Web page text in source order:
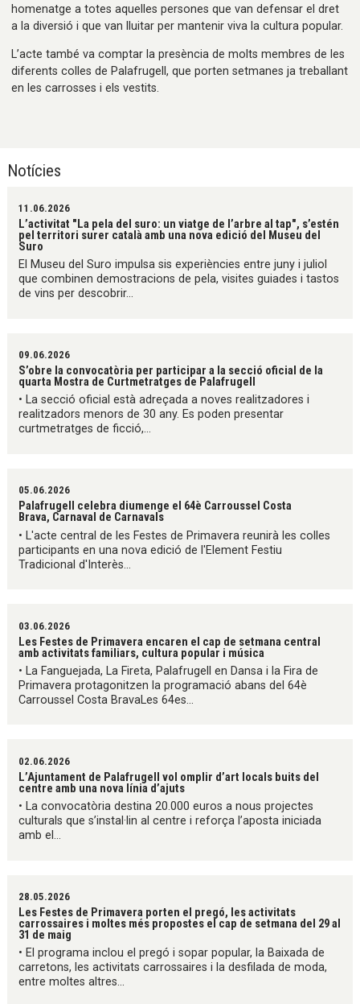
homenatge a totes aquelles persones que van defensar el dret
a la diversió i que van lluitar per mantenir viva la cultura popular.
L’acte també va comptar la presència de molts membres de les
diferents colles de Palafrugell, que porten setmanes ja treballant
en les carrosses i els vestits.
Notícies
11.06.2026
L’activitat "La pela del suro: un viatge de l’arbre al tap", s’estén
pel territori surer català amb una nova edició del Museu del
Suro
El Museu del Suro impulsa sis experiències entre juny i juliol
que combinen demostracions de pela, visites guiades i tastos
de vins per descobrir...
09.06.2026
S’obre la convocatòria per participar a la secció oficial de la
quarta Mostra de Curtmetratges de Palafrugell
• La secció oficial està adreçada a noves realitzadores i
realitzadors menors de 30 any. Es poden presentar
curtmetratges de ficció,...
05.06.2026
Palafrugell celebra diumenge el 64è Carroussel Costa
Brava, Carnaval de Carnavals
• L'acte central de les Festes de Primavera reunirà les colles
participants en una nova edició de l'Element Festiu
Tradicional d'Interès...
03.06.2026
Les Festes de Primavera encaren el cap de setmana central
amb activitats familiars, cultura popular i música
• La Fanguejada, La Fireta, Palafrugell en Dansa i la Fira de
Primavera protagonitzen la programació abans del 64è
Carroussel Costa BravaLes 64es...
02.06.2026
L’Ajuntament de Palafrugell vol omplir d’art locals buits del
centre amb una nova línia d’ajuts
• La convocatòria destina 20.000 euros a nous projectes
culturals que s’instal·lin al centre i reforça l’aposta iniciada
amb el...
28.05.2026
Les Festes de Primavera porten el pregó, les activitats
carrossaires i moltes més propostes el cap de setmana del 29 al
31 de maig
• El programa inclou el pregó i sopar popular, la Baixada de
carretons, les activitats carrossaires i la desfilada de moda,
entre moltes altres...